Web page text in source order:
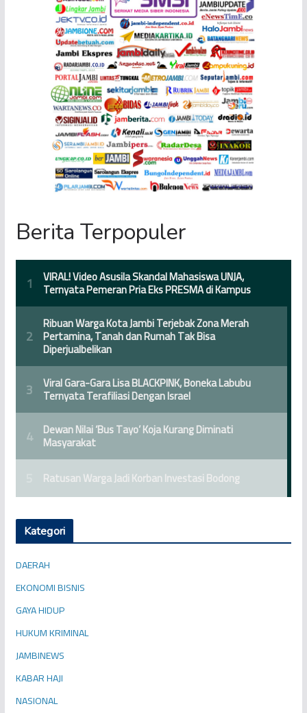
Berita Terpopuler
Kategori
DAERAH
EKONOMI BISNIS
GAYA HIDUP
HUKUM KRIMINAL
JAMBINEWS
KABAR HAJI
NASIONAL